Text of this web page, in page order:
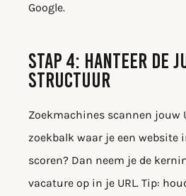
Google.
STAP 4: HANTEER DE
STRUCTUUR
Zoekmachines scannen jouw
zoekbalk waar je een website
scoren? Dan neem je de
vacature op in je URL. Tip: